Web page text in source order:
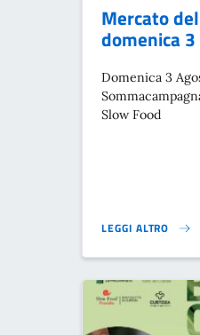
Mercato
domenica
Domenica 3
Slow Food
LEGGI ALTRO
MERCATO DELLA